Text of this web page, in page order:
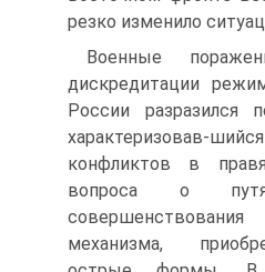
резко изменило
Военные
дискредитации
России разразился
конфликтов в
вопроса о
механизма,